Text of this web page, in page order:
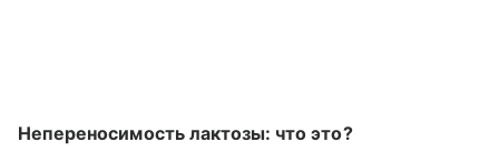
Непереносимость лактозы: что это?